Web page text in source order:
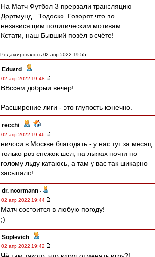
На Матч Футбол 3 прервали трансляцию
Дортмунд - Тедеско. Говорят что по
независящим политическим мотивам...
Кстати, наш Бывший повёл в счёте!
Редактировалось 02 апр 2022 19:55
Eduard -
02 апр 2022 19:48
ВВссем добрый вечер!
Расширение лиги - это глупость конечно.
recchi -
02 апр 2022 19:46
ничоси в Москве благодать - у нас тут за месяц
только раз снежок шел, на лыжах почти по
голому льду катаюсь, а там у вас так шикарно
засыпало!
dr. noormann -
02 апр 2022 19:44
Матч состоится в любую погоду!
;)
Soplevich -
02 апр 2022 19:42